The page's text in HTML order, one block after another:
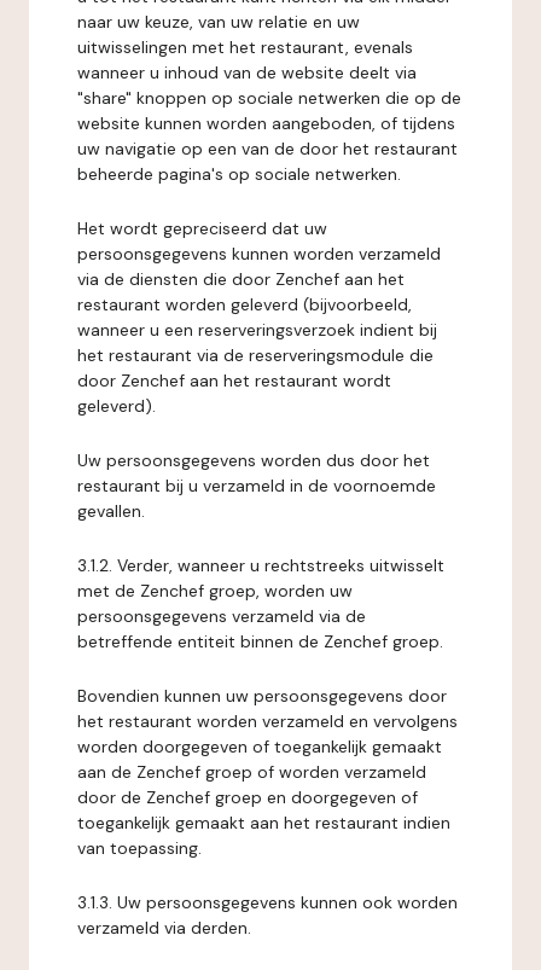
naar uw keuze, van uw relatie en uw
uitwisselingen met het restaurant, evenals
wanneer u inhoud van de website deelt via
"share" knoppen op sociale netwerken die op de
website kunnen worden aangeboden, of tijdens
uw navigatie op een van de door het restaurant
beheerde pagina's op sociale netwerken.
Het wordt gepreciseerd dat uw
persoonsgegevens kunnen worden verzameld
via de diensten die door Zenchef aan het
restaurant worden geleverd (bijvoorbeeld,
wanneer u een reserveringsverzoek indient bij
het restaurant via de reserveringsmodule die
door Zenchef aan het restaurant wordt
geleverd).
Uw persoonsgegevens worden dus door het
restaurant bij u verzameld in de voornoemde
gevallen.
3.1.2. Verder, wanneer u rechtstreeks uitwisselt
met de Zenchef groep, worden uw
persoonsgegevens verzameld via de
betreffende entiteit binnen de Zenchef groep.
Bovendien kunnen uw persoonsgegevens door
het restaurant worden verzameld en vervolgens
worden doorgegeven of toegankelijk gemaakt
aan de Zenchef groep of worden verzameld
door de Zenchef groep en doorgegeven of
toegankelijk gemaakt aan het restaurant indien
van toepassing.
3.1.3. Uw persoonsgegevens kunnen ook worden
verzameld via derden.